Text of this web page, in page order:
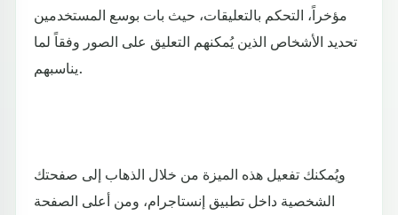
مؤخراً، التحكم بالتعليقات، حيث بات بوسع المستخدمين
تحديد الأشخاص الذين يُمكنهم التعليق على الصور وفقاً لما
يناسبهم.
ويُمكنك تفعيل هذه الميزة من خلال الذهاب إلى صفحتك
الشخصية داخل تطبيق إنستاجرام، ومن أعلى الصفحة